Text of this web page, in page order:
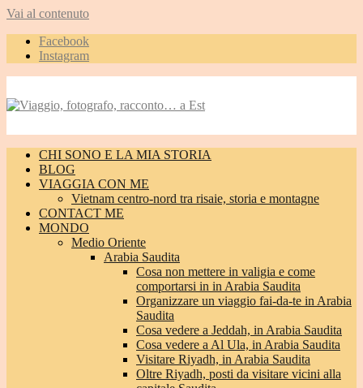
Vai al contenuto
Facebook
Instagram
CHI SONO E LA MIA STORIA
BLOG
VIAGGIA CON ME
Vietnam centro-nord tra risaie, storia e montagne
CONTACT ME
MONDO
Medio Oriente
Arabia Saudita
Cosa non mettere in valigia e come
comportarsi in in Arabia Saudita
Organizzare un viaggio fai-da-te in Arabia
Saudita
Cosa vedere a Jeddah, in Arabia Saudita
Cosa vedere a Al Ula, in Arabia Saudita
Visitare Riyadh, in Arabia Saudita
Oltre Riyadh, posti da visitare vicini alla